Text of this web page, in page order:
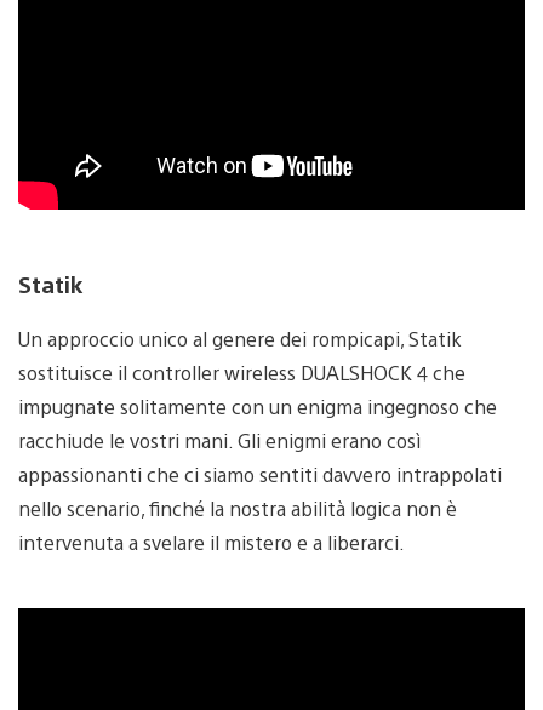
Statik
Un approccio unico al genere dei rompicapi, Statik
sostituisce il controller wireless DUALSHOCK 4 che
impugnate solitamente con un enigma ingegnoso che
racchiude le vostri mani. Gli enigmi erano così
appassionanti che ci siamo sentiti davvero intrappolati
nello scenario, finché la nostra abilità logica non è
intervenuta a svelare il mistero e a liberarci.